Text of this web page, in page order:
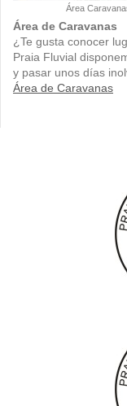
Área
Área de Caravanas
¿Te gusta conocer
Praia Fluvial
y pasar unos días
Área de Caravanas